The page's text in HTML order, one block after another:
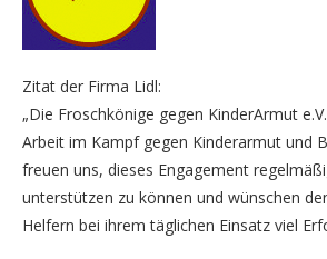
Zitat der Firma Lidl:
„Die Froschkönige gegen KinderArmut
Arbeit im Kampf gegen Kinderarmut und
freuen uns, dieses Engagement
unterstützen zu können und wünschen
Helfern bei ihrem täglichen Einsatz viel